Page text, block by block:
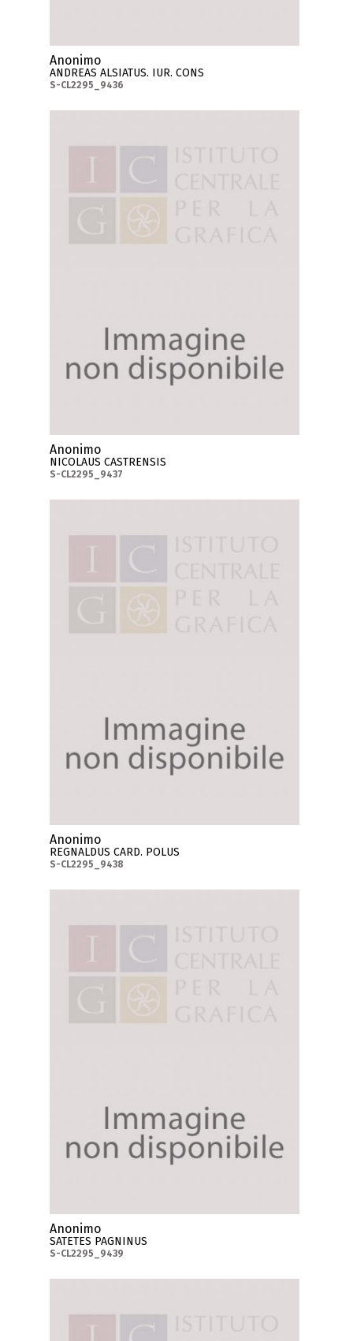
Anonimo
ANDREAS ALSIATUS. IUR. CONS
S-CL2295_9436
Anonimo
NICOLAUS CASTRENSIS
S-CL2295_9437
Anonimo
REGNALDUS CARD. POLUS
S-CL2295_9438
Anonimo
SATETES PAGNINUS
S-CL2295_9439